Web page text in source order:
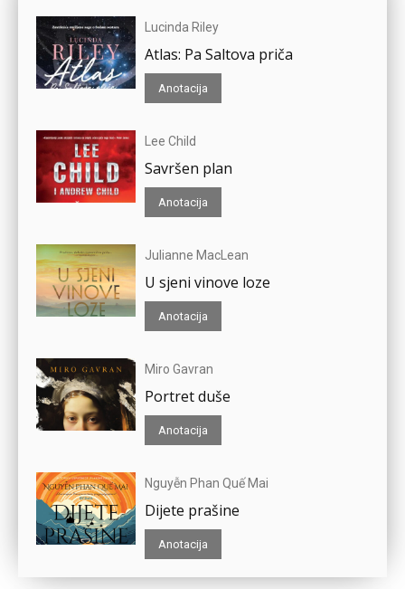
Lucinda Riley
Atlas: Pa Saltova priča
Anotacija
Lee Child
Savršen plan
Anotacija
Julianne MacLean
U sjeni vinove loze
Anotacija
Miro Gavran
Portret duše
Anotacija
Nguyễn Phan Quế Mai
Dijete prašine
Anotacija